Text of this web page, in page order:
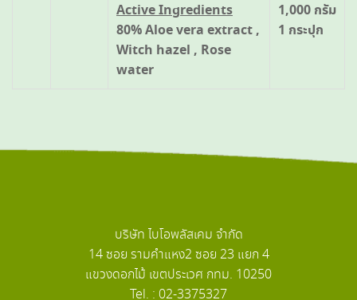
Active Ingredients
80% Aloe vera extract ,
Witch hazel , Rose
water
1,000 กรัม
1 กระปุก
บริษัท ไบโอพลัสเคม จำกัด
14 ซอย รามคำแหง2 ซอย 23 แยก 4
แขวงดอกไม้ เขตประเวศ กทม. 10250
Tel. : 02-3375327